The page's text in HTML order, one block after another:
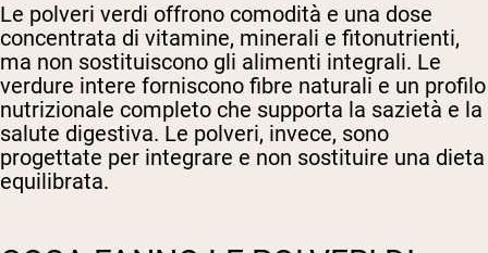
Le polveri verdi offrono comodità e una dose
concentrata di vitamine, minerali e fitonutrienti,
ma non sostituiscono gli alimenti integrali. Le
verdure intere forniscono fibre naturali e un profilo
nutrizionale completo che supporta la sazietà e la
salute digestiva. Le polveri, invece, sono
progettate per integrare e non sostituire una dieta
equilibrata.